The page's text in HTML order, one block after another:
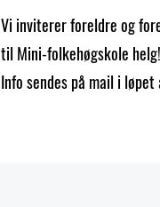
Vi inviterer foreldre og
til Mini-folkehøgskole helg!
Info sendes på mail i